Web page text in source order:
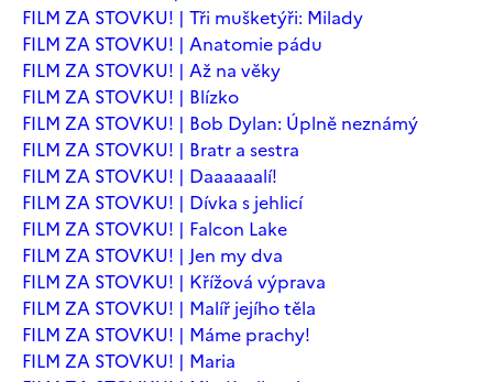
FILM ZA STOVKU! | Tři mušketýři: Milady
FILM ZA STOVKU! | Anatomie pádu
FILM ZA STOVKU! | Až na věky
FILM ZA STOVKU! | Blízko
FILM ZA STOVKU! | Bob Dylan: Úplně neznámý
FILM ZA STOVKU! | Bratr a sestra
FILM ZA STOVKU! | Daaaaaalí!
FILM ZA STOVKU! | Dívka s jehlicí
FILM ZA STOVKU! | Falcon Lake
FILM ZA STOVKU! | Jen my dva
FILM ZA STOVKU! | Křížová výprava
FILM ZA STOVKU! | Malíř jejího těla
FILM ZA STOVKU! | Máme prachy!
FILM ZA STOVKU! | Maria